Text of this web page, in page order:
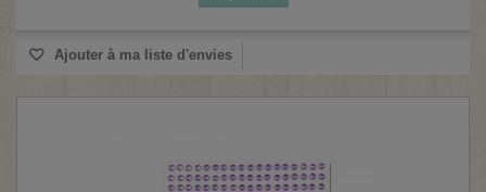
Ajouter à ma liste d'envies